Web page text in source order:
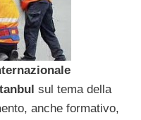
sul tema della
anche formativo,